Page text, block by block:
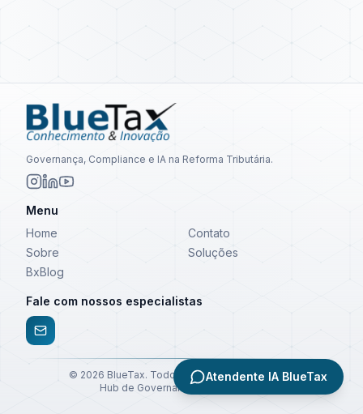
Governança, Compliance e IA na Reforma Tributária.
Menu
Home
Contato
Sobre
Soluções
BxBlog
Fale com nossos especialistas
© 2026 BlueTax. Todos os direitos reservados.
Hub de Governança e Compliance
Atendente IA BlueTax